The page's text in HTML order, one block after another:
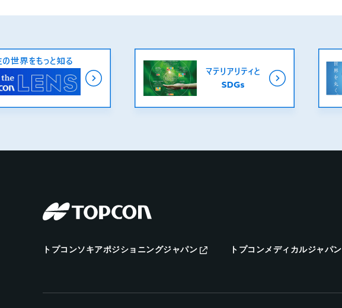
トプコンソキアポジショニングジャパン トプコンメディカルジャパン